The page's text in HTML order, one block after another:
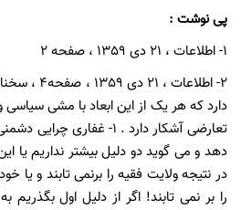
پی نوشت :
1- اطلاعات ، 21 دی 1359 ، صفحه 2
2- اطلاعات
دارد که هر یک از این ابعاد با مشی
تعارضی آشکار دارد . 1-
دهد و می گوید دو دلیل بیشتر نداریم یا
در نتیجه ولایت فقیه را برنمی تابند و یا
را بر نمی تابند! اگر از دلیل اول